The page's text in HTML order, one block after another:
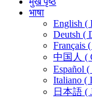
भाषा
English (
Deutsh (
Français
中国人 (
Español (
Italiano (
日本語 (